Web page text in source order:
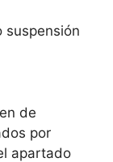
suspensión
de
por
apartado